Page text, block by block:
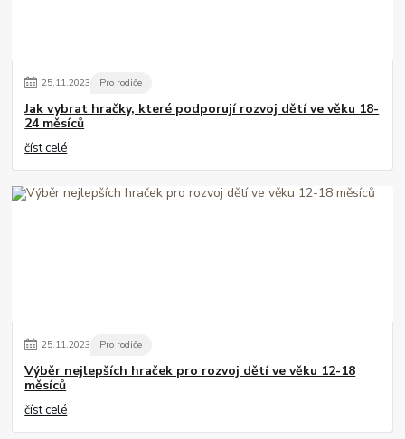
25.11.2023 Pro rodiče
Jak vybrat hračky, které podporují rozvoj dětí ve věku 18-
24 měsíců
číst celé
25.11.2023 Pro rodiče
Výběr nejlepších hraček pro rozvoj dětí ve věku 12-18
měsíců
číst celé